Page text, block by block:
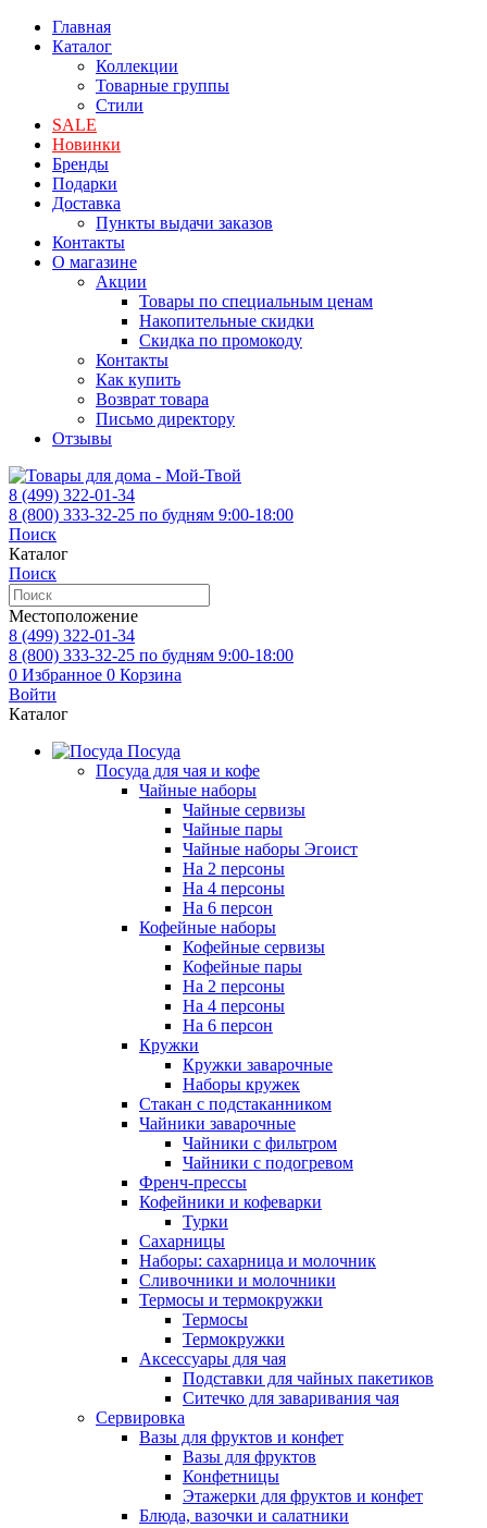
Главная
Каталог
Коллекции
Товарные группы
Стили
SALE
Новинки
Бренды
Подарки
Доставка
Пункты выдачи заказов
Контакты
О магазине
Акции
Товары по специальным ценам
Накопительные скидки
Скидка по промокоду
Контакты
Как купить
Возврат товара
Письмо директору
Отзывы
8 (499) 322-01-34
8 (800) 333-32-25 по будням 9:00-18:00
Поиск
Каталог
Поиск
Местоположение
8 (499) 322-01-34
8 (800) 333-32-25 по будням 9:00-18:00
0 Избранное 0 Корзина
Войти
Каталог
Посуда
Посуда для чая и кофе
Чайные наборы
Чайные сервизы
Чайные пары
Чайные наборы Эгоист
На 2 персоны
На 4 персоны
На 6 персон
Кофейные наборы
Кофейные сервизы
Кофейные пары
На 2 персоны
На 4 персоны
На 6 персон
Кружки
Кружки заварочные
Наборы кружек
Стакан с подстаканником
Чайники заварочные
Чайники с фильтром
Чайники с подогревом
Френч-прессы
Кофейники и кофеварки
Турки
Сахарницы
Наборы: сахарница и молочник
Сливочники и молочники
Термосы и термокружки
Термосы
Термокружки
Аксессуары для чая
Подставки для чайных пакетиков
Ситечко для заваривания чая
Сервировка
Вазы для фруктов и конфет
Вазы для фруктов
Конфетницы
Этажерки для фруктов и конфет
Блюда, вазочки и салатники